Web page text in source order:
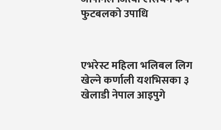
फुटबलको उपाधि
एभरेस्ट महिला भलिबल लिग
खेल्ने कर्णाली यशभिसका ३
खेलाडी नेपाल आइपुगे